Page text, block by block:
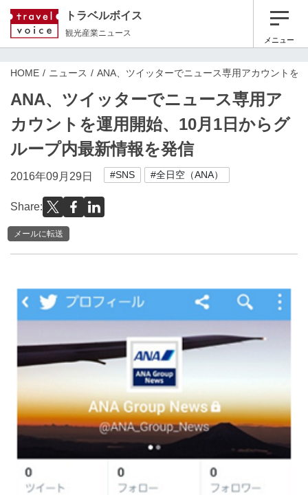
トラベルボイス
観光産業ニュース
メニュー
HOME ニュース ANA、ツイッターでニュース専用アカウントを
ANA、ツイッターでニュース専用ア
カウントを運用開始、10月1日からグ
ループ内最新情報を発信
2016年09月29日 #SNS #全日空（ANA）
Share:
メールに転送